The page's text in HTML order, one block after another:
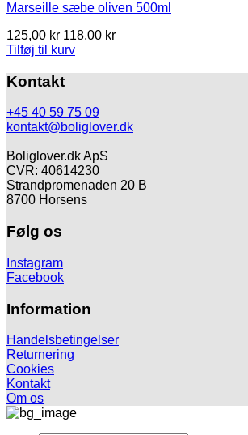
Marseille sæbe oliven 500ml
125,00kr Den
oprindelige
var:
118,00 krDen
Tilføj til kurv
Kontakt
+45 40 59 75 09
kontakt@boliglover.dk
Boliglover.dk ApS
CVR: 40614230
Strandpromenaden 20 B
8700 Horsens
Følg os
Instagram
Facebook
Information
Handelsbetingelser
Returnering
Cookies
Kontakt
Om os